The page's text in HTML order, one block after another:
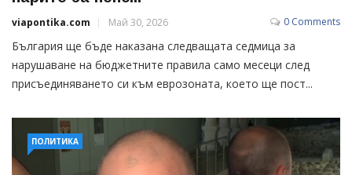
viapontika.com Май 30, 2026 0 Comments
България ще бъде наказана следващата седмица за
нарушаване на бюджетните правила само месеци след
присъединяването си към еврозоната, което ще пост...
ПОЛИТИКА